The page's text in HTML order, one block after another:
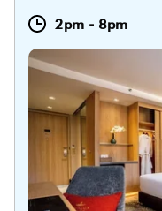
2pm - 8pm